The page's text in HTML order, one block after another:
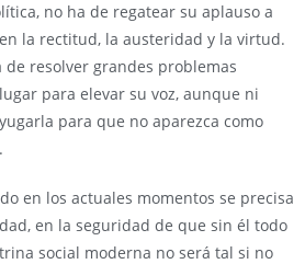
no ha de regatear su aplauso a
la rectitud, la austeridad y la virtud.
de resolver grandes problemas
para elevar su voz, aunque ni
para que no aparezca como
en los actuales momentos se precisa
en la seguridad de que sin él todo
social moderna no será tal si no